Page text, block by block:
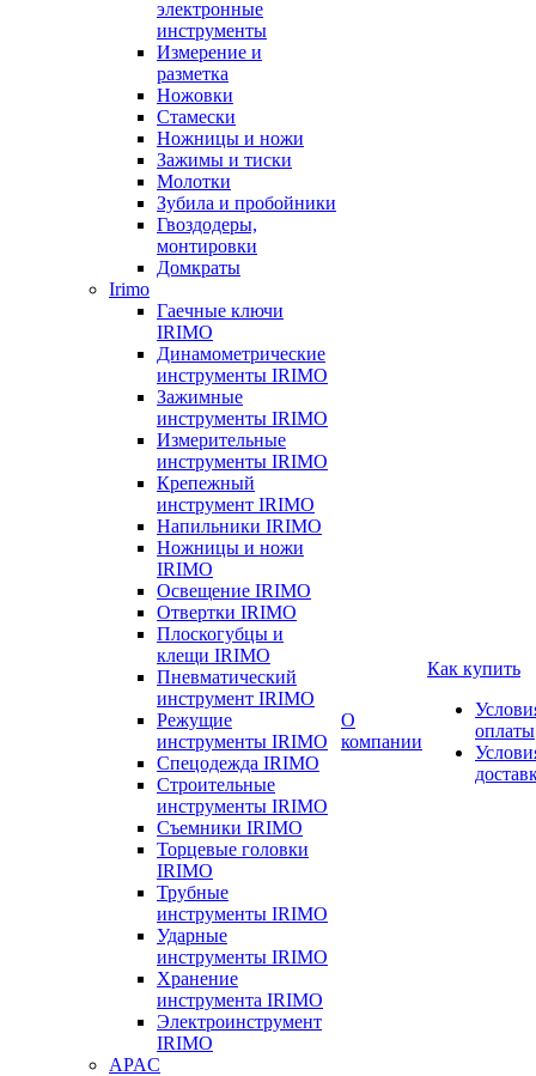
электронные
инструменты
Измерение и
разметка
Ножовки
Стамески
Ножницы и ножи
Зажимы и тиски
Молотки
Зубила и пробойники
Гвоздодеры,
монтировки
Домкраты
Irimo
Гаечные ключи
IRIMO
Динамометрические
инструменты IRIMO
Зажимные
инструменты IRIMO
Измерительные
инструменты IRIMO
Крепежный
инструмент IRIMO
Напильники IRIMO
Ножницы и ножи
IRIMO
Освещение IRIMO
Отвертки IRIMO
Плоскогубцы и
клещи IRIMO
Пневматический
инструмент IRIMO
Режущие
инструменты IRIMO
Спецодежда IRIMO
Строительные
инструменты IRIMO
Съемники IRIMO
Торцевые головки
IRIMO
Трубные
инструменты IRIMO
Ударные
инструменты IRIMO
Хранение
инструмента IRIMO
Электроинструмент
IRIMO
APAC
О
компании
Как купить
оплаты